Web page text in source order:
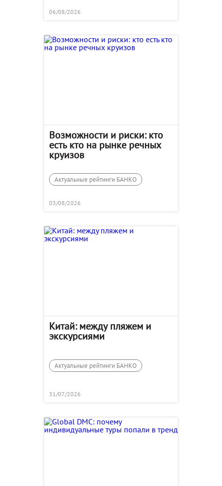
06/08/2026
Возможности и риски: кто
есть кто на рынке речных
круизов
Актуальные рейтинги БАНКО
03/08/2026
Китай: между пляжем и
экскурсиями
Актуальные рейтинги БАНКО
31/07/2026